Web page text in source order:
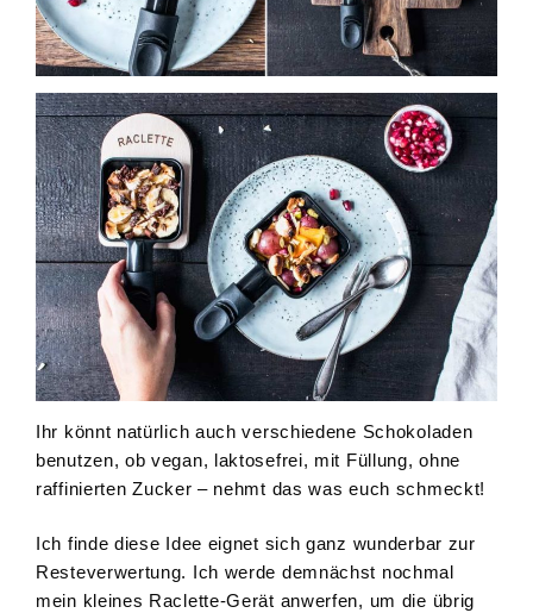
Ihr könnt natürlich auch verschiedene Schokoladen
benutzen, ob vegan, laktosefrei, mit Füllung, ohne
raffinierten Zucker – nehmt das was euch schmeckt!
Ich finde diese Idee eignet sich ganz wunderbar zur
Resteverwertung. Ich werde demnächst nochmal
mein kleines Raclette-Gerät anwerfen, um die übrig